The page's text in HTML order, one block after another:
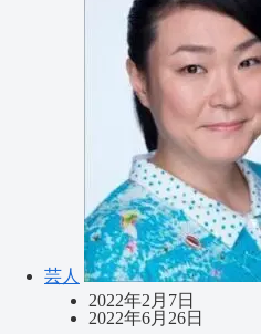
芸人
2022年2月7日
2022年6月26日